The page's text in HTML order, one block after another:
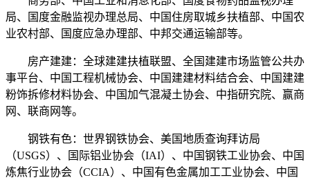
局、国度金融监视办理总局、中国住房取城乡扶植部、中国农
业农村部、国度应急办理部、中邦交通运输部等。
房产建建：全球建建扶植联盟、全国建建市场监管公共办
事平台、中国工程机械协会、中国建建材料结合会、中国建建
粉饰拆修材料协会、中国加气混凝土协会、中指研究院、赢商
网、联商网等。
钢铁有色：世界钢铁协会、美国地质查询拜访局
（USGS）、国际铝业协会（IAI）、中国钢铁工业协会、中国
炼焦行业协会（CCIA）、中国有色金属加工工业协会、中国